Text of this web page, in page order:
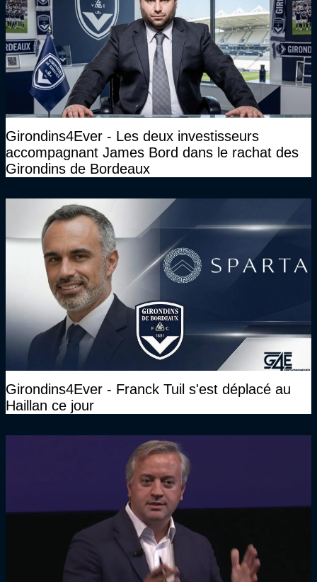
Girondins4Ever - Les deux investisseurs
accompagnant James Bord dans le rachat des
Girondins de Bordeaux
Girondins4Ever - Franck Tuil s'est déplacé au
Haillan ce jour